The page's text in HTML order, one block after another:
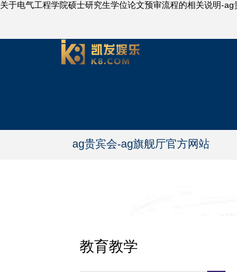
关于电气工程学院硕士研究生学位论文预审流程的相关说明-ag
ag贵宾会-ag旗舰厅官方网站
教育教学